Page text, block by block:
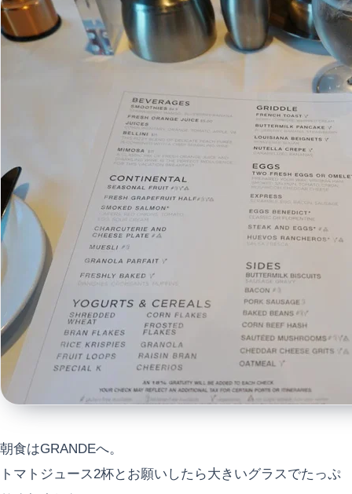
朝食はGRANDEへ。
トマトジュース2杯とお願いしたら大きいグラスでたっぷ